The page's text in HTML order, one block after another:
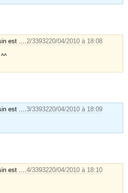
est ....2/3393220/04/2010 à 18:08
est ....3/3393220/04/2010 à 18:09
est ....4/3393220/04/2010 à 18:10